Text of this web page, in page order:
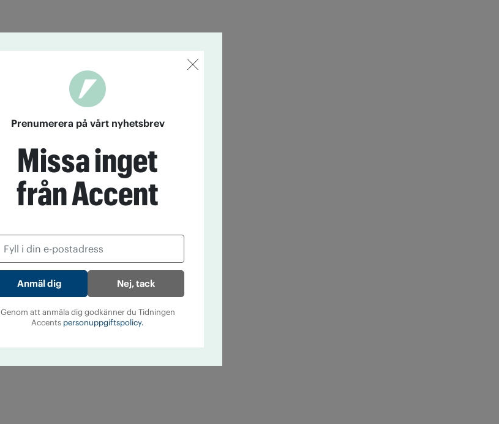
Prenumerera på vårt nyhetsbrev
Missa inget
från Accent
Nej, tack
Genom att anmäla dig godkänner du Tidningen
Accents personuppgiftspolicy.